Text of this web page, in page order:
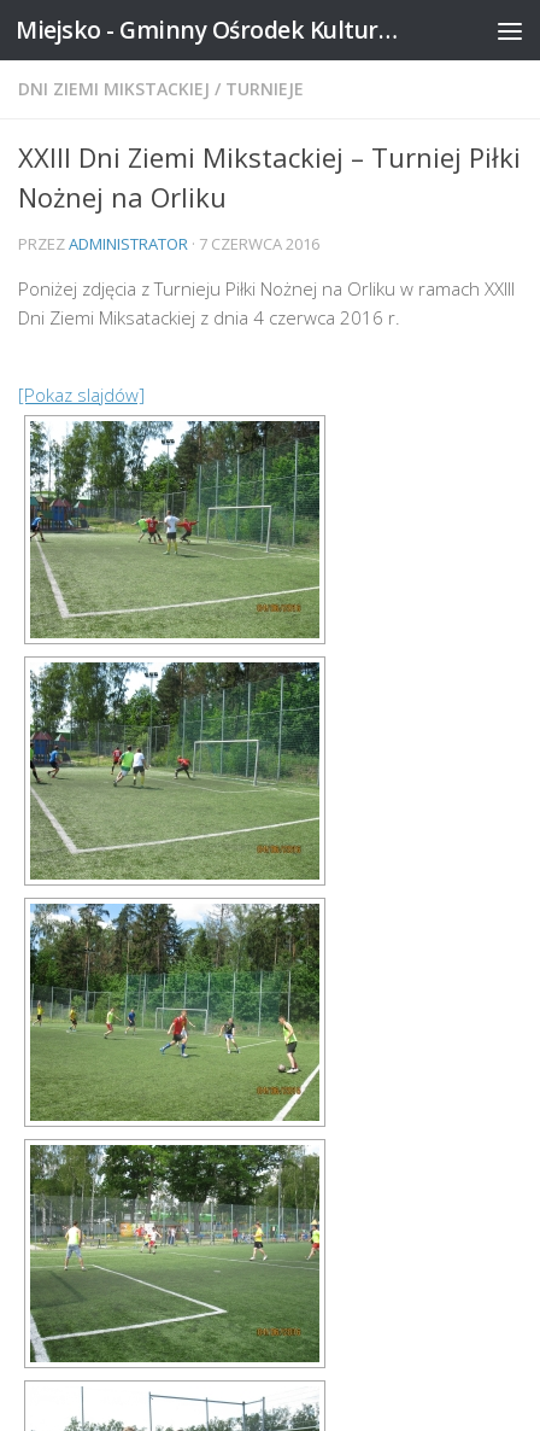
Skip to content Miejsko - Gminny Ośrodek Kultury w Mikstacie
DNI ZIEMI MIKSTACKIEJ / TURNIEJE
XXIII Dni Ziemi Mikstackiej – Turniej Piłki
Nożnej na Orliku
PRZEZADMINISTRATOR · 7 CZERWCA 2016
Poniżej zdjęcia z Turnieju Piłki Nożnej na Orliku w ramach XXIII
Dni Ziemi Miksatackiej z dnia 4 czerwca 2016 r.
[Pokaz slajdów]